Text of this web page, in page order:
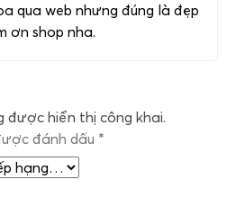
qua web nhưng đúng là đẹp
ơn shop nha.
được hiển thị công khai.
đánh dấu *